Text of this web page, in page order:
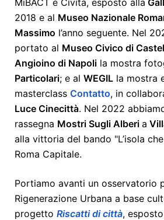
2018 e al Museo Nazionale
Massimo l’anno seguente. Nel
portato al Museo Civico di
Angioino di Napoli la mostra
Particolari; e al WEGIL la mostra
masterclass Contatto, in
Luce Cinecittà. Nel 2022
rassegna Mostri Sugli Alberi a
alla vittoria del bando "L’isola
Roma Capitale.
Portiamo avanti un osservatorio
Rigenerazione Urbana a base
progetto Riscatti di città,